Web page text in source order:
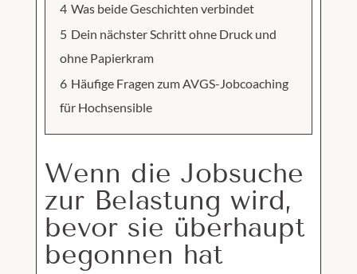
4 Was beide Geschichten verbindet
5 Dein nächster Schritt ohne Druck und
ohne Papierkram
6 Häufige Fragen zum AVGS-Jobcoaching
für Hochsensible
Wenn die Jobsuche
zur Belastung wird,
bevor sie überhaupt
begonnen hat